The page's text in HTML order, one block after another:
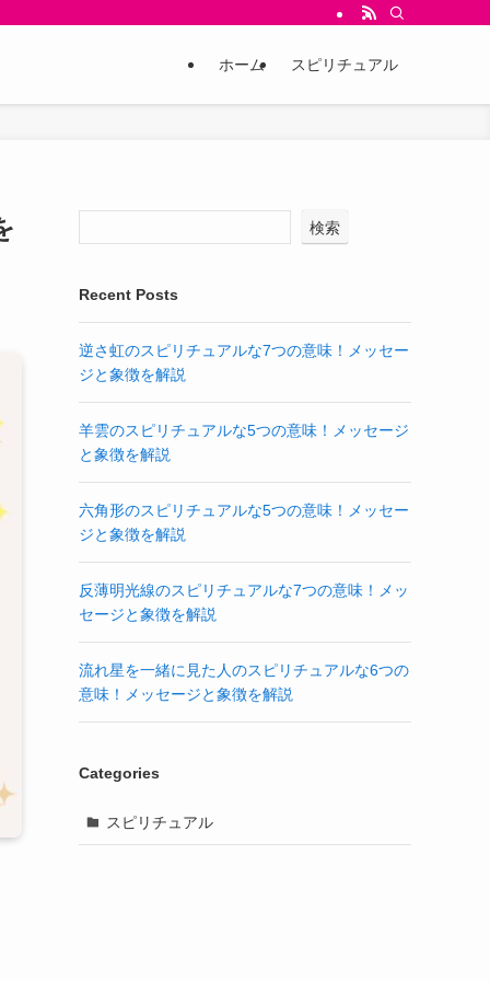
ホーム スピリチュアル
検索
Recent Posts
逆さ虹のスピリチュアルな7つの意味！メッセー
ジと象徴を解説
羊雲のスピリチュアルな5つの意味！メッセージ
と象徴を解説
六角形のスピリチュアルな5つの意味！メッセー
ジと象徴を解説
反薄明光線のスピリチュアルな7つの意味！メッ
セージと象徴を解説
流れ星を一緒に見た人のスピリチュアルな6つの
意味！メッセージと象徴を解説
Categories
スピリチュアル